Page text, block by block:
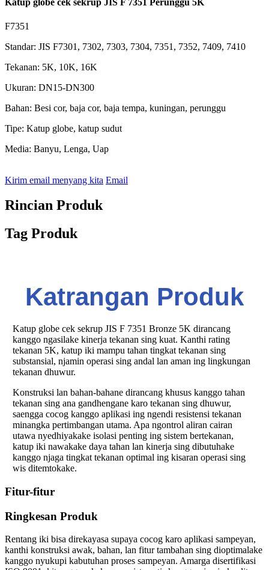
Katup globe cek sekrup JIS F 7351 Perunggu 5K
F7351
Standar: JIS F7301, 7302, 7303, 7304, 7351, 7352, 7409, 7410
Tekanan: 5K, 10K, 16K
Ukuran: DN15-DN300
Bahan: Besi cor, baja cor, baja tempa, kuningan, perunggu
Tipe: Katup globe, katup sudut
Media: Banyu, Lenga, Uap
Kirim email menyang kita Email
Rincian Produk
Tag Produk
Katrangan Produk
Katup globe cek sekrup JIS F 7351 Bronze 5K dirancang
kanggo ngasilake kinerja tekanan sing kuat. Kanthi rating
tekanan 5K, katup iki mampu tahan tingkat tekanan sing
substansial, njamin operasi sing andal lan aman ing lingkungan
tekanan dhuwur.
Konstruksi lan bahan-bahane dirancang khusus kanggo tahan
tekanan sing ana gandhengane karo tekanan sing dhuwur,
saengga cocog kanggo aplikasi ing ngendi resistensi tekanan
minangka pertimbangan utama. Apa ngontrol aliran cairan
utawa nyedhiyakake isolasi penting ing sistem bertekanan,
katup iki nawakake daya tahan lan kinerja sing dibutuhake
kanggo njaga tingkat tekanan optimal ing kisaran operasi sing
wis ditemtokake.
Fitur-fitur
Ringkesan Produk
Rentang iki bisa direkayasa supaya cocog karo aplikasi sampeyan,
kanthi konstruksi awak, bahan, lan fitur tambahan sing dioptimalake
kanggo nyukupi kabutuhan proses sampeyan. Amarga disertifikasi